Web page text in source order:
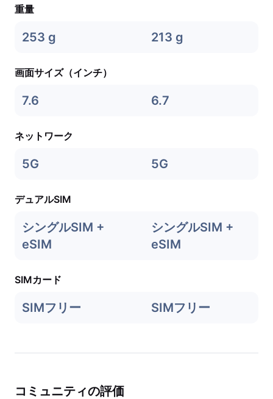
重量
253 g 213 g
画面サイズ（インチ）
7.6 6.7
ネットワーク
5G 5G
デュアルSIM
シングルSIM +
eSIM
シングルSIM +
eSIM
SIMカード
SIMフリー SIMフリー
コミュニティの評価